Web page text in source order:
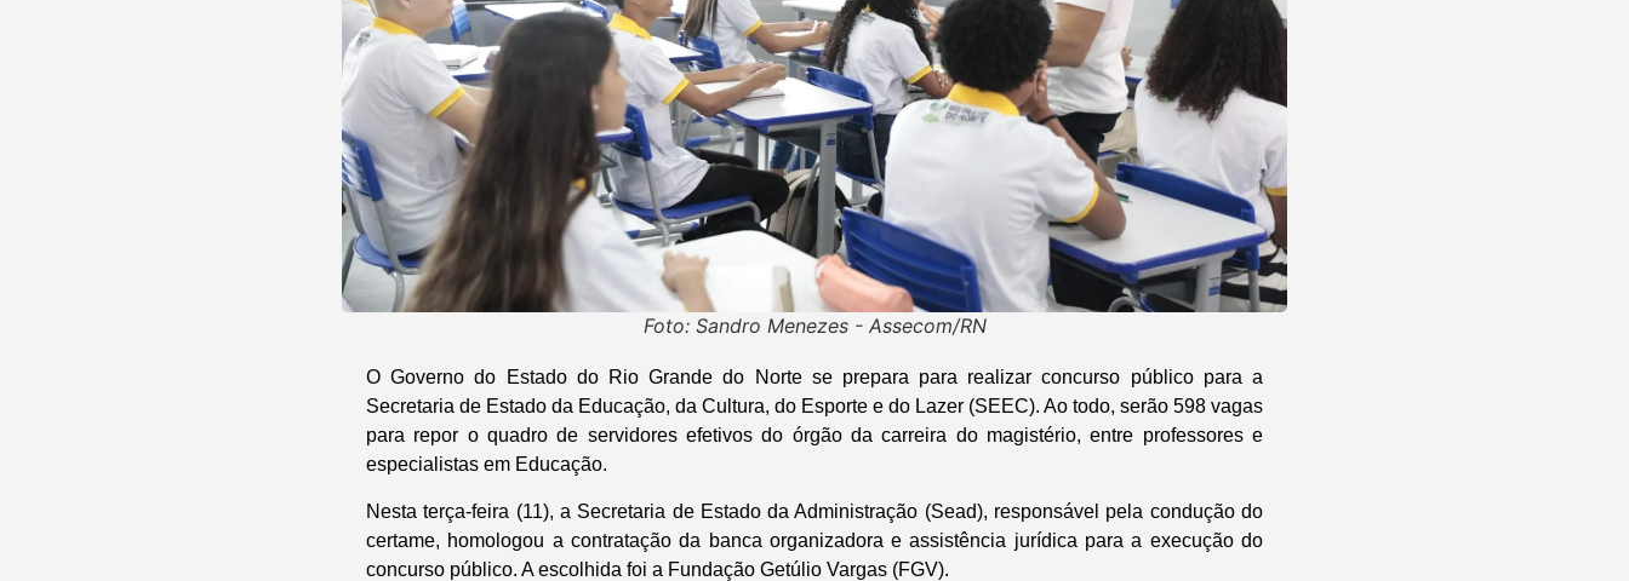
Foto: Sandro Menezes - Assecom/RN
O Governo do Estado do Rio Grande do Norte se prepara para realizar concurso público para a
Secretaria de Estado da Educação, da Cultura, do Esporte e do Lazer (SEEC). Ao todo, serão 598 vagas
para repor o quadro de servidores efetivos do órgão da carreira do magistério, entre professores e
especialistas em Educação.
Nesta terça-feira (11), a Secretaria de Estado da Administração (Sead), responsável pela condução do
certame, homologou a contratação da banca organizadora e assistência jurídica para a execução do
concurso público. A escolhida foi a Fundação Getúlio Vargas (FGV).